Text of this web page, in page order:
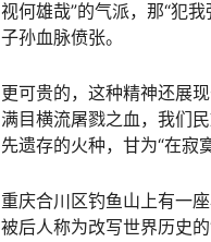
视何雄哉”的气派，那“犯
子孙血脉偾张。
更可贵的，这种精神还展
满目横流屠戮之血，我们
先遗存的火种，甘为“在寂
重庆合川区钓鱼山上有一
被后人称为改写世界历史的